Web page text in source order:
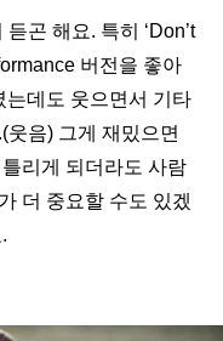
곤 해요. 특히 ‘Don’t
버전을 좋아
는데도 웃으면서 기타
음) 그게 재밌으면
리게 되더라도 사람
더 중요할 수도 있겠